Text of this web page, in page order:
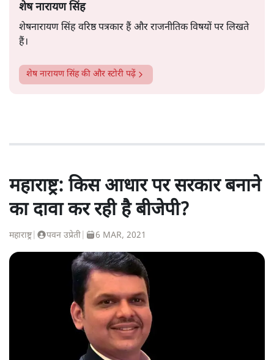
शेष नारायण सिंह
शेषनारायण सिंह वरिष्ठ पत्रकार हैं और राजनीतिक विषयों पर लिखते
हैं।
शेष नारायण सिंहकी और स्टोरी पढ़ें
महाराष्ट्र: किस आधार पर सरकार बनाने
का दावा कर रही है बीजेपी?
महाराष्ट्र| पवन उप्रेती 6 MAR, 2021